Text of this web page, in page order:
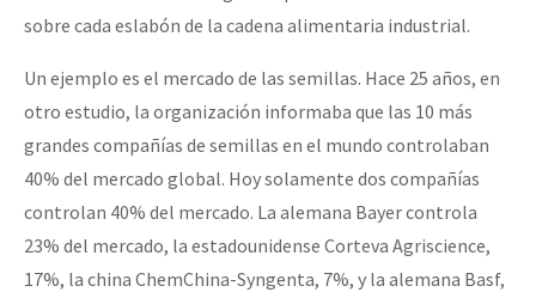
sobre cada eslabón de la cadena alimentaria industrial.
Un ejemplo es el mercado de las semillas. Hace 25 años, en
otro estudio, la organización informaba que las 10 más
grandes compañías de semillas en el mundo controlaban
40% del mercado global. Hoy solamente dos compañías
controlan 40% del mercado. La alemana Bayer controla
23% del mercado, la estadounidense Corteva Agriscience,
17%, la china ChemChina-Syngenta, 7%, y la alemana Basf,